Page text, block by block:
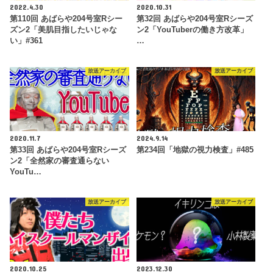
2022.4.30
第110回 あばらや204号室Rシー
ズン2「美肌目指したいじゃな
い」#361
2020.10.31
第32回 あばらや204号室Rシーズ
ン2「YouTuberの働き方改革」
…
放送アーカイブ
2020.11.7
第33回 あばらや204号室Rシーズ
ン2「全然家の審査通らない
YouTu…
放送アーカイブ
2024.9.14
第234回「地獄の視力検査」#485
放送アーカイブ
2020.10.25
放送アーカイブ
2023.12.30